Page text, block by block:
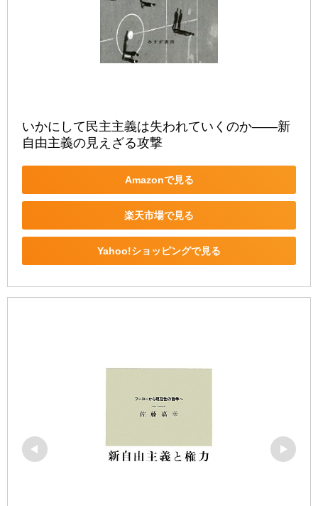
いかにして民主主義は失われていくのか――新
自由主義の見えざる攻撃
Amazonで見る
楽天市場で見る
Yahoo!ショッピングで見る